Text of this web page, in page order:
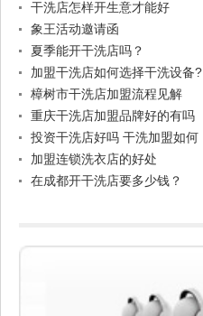
干洗店怎样开生意才能好
象王活动邀请函
夏季能开干洗店吗？
加盟干洗店如何选择干洗设备?
樟树市干洗店加盟流程见解
重庆干洗店加盟品牌好的有吗
投资干洗店好吗 干洗加盟如何
加盟连锁洗衣店的好处
在成都开干洗店要多少钱？